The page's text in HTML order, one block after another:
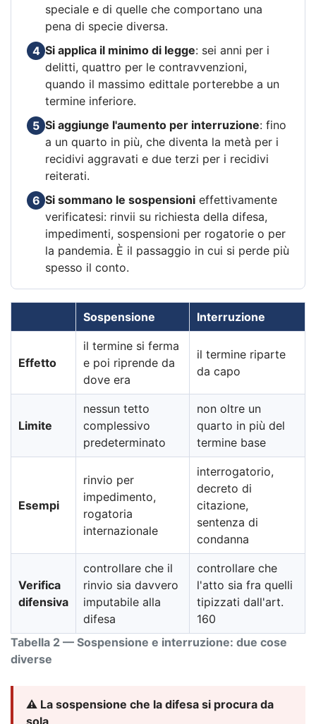
speciale e di quelle che comportano una
pena di specie diversa.
4 Si applica il minimo di legge: sei anni per i
delitti, quattro per le contravvenzioni,
quando il massimo edittale porterebbe a un
termine inferiore.
5 Si aggiunge l'aumento per interruzione: fino
a un quarto in più, che diventa la metà per i
recidivi aggravati e due terzi per i recidivi
reiterati.
6 Si sommano le sospensioni effettivamente
verificatesi: rinvii su richiesta della difesa,
impedimenti, sospensioni per rogatorie o per
la pandemia. È il passaggio in cui si perde più
spesso il conto.
Tabella 2 — Sospensione e interruzione: due cose
diverse
Sospensione Interruzione
Effetto
il termine si ferma
e poi riprende da
dove era
il termine riparte
da capo
Limite
nessun tetto
complessivo
predeterminato
non oltre un
quarto in più del
termine base
Esempi
rinvio per
impedimento,
rogatoria
internazionale
interrogatorio,
decreto di
citazione,
sentenza di
condanna
Verifica
difensiva
controllare che il
rinvio sia davvero
imputabile alla
difesa
controllare che
l'atto sia fra quelli
tipizzati dall'art.
160
⚠️ La sospensione che la difesa si procura da
sola